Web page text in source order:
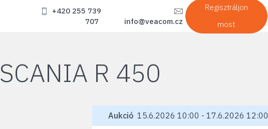
Regisztráljon
most
+420 255 739
707
info@veacom.cz
SCANIA R 450
Aukció 15.6.2026 10:00 - 17.6.2026 12:00